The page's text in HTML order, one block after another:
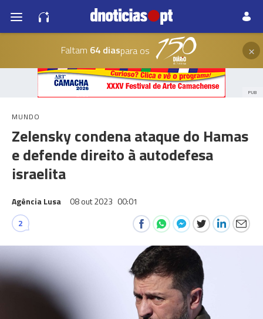
Faltam 64 diaspara os ×
PUB
MUNDO
Zelensky condena ataque do Hamas
e defende direito à autodefesa
israelita
Agência Lusa 08 out 2023 00:01
2